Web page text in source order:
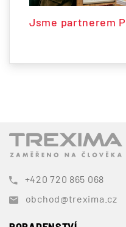
Jsme partnerem
+420 720 865 068
obchod@trexima.cz